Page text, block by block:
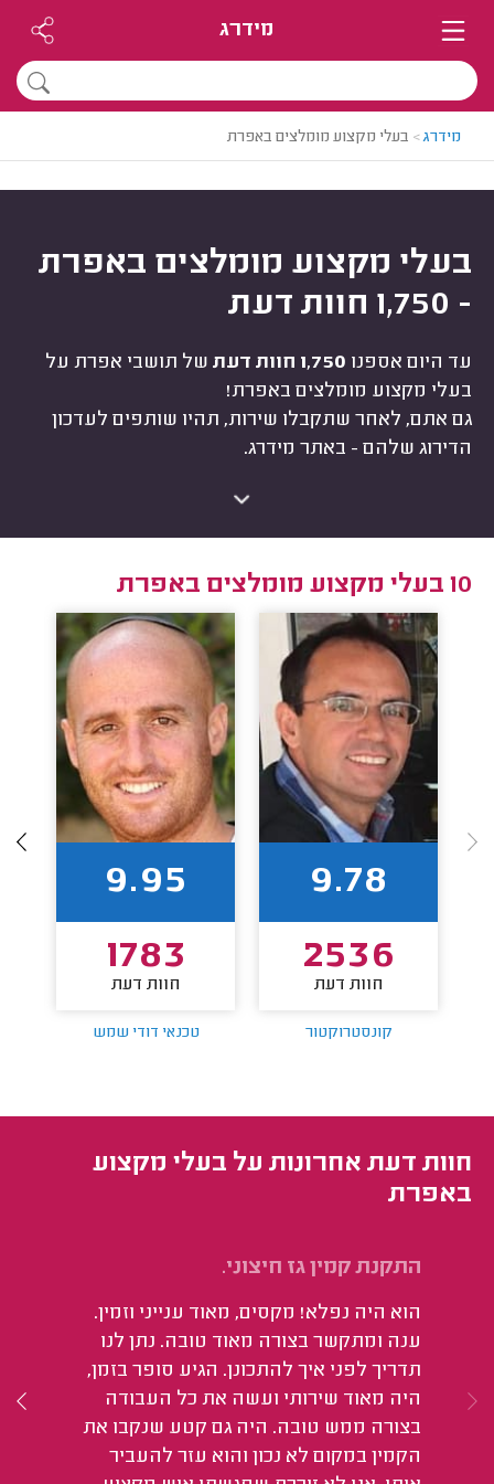
מידרג
מידרג> בעלי מקצוע מומלצים באפרת
בעלי מקצוע מומלצים באפרת
- 1,750 חוות דעת
עד היום אספנו 1,750 חוות דעת
של תושבי אפרת על
בעלי מקצוע מומלצים באפרת!
גם אתם, לאחר שתקבלו שירות, תהיו שותפים לעדכון
הדירוג שלהם - באתר מידרג.
10 בעלי מקצוע מומלצים באפרת
9.78
2536
חוות דעת
קונסטרוקטור
9.95
1783
חוות דעת
טכנאי דודי שמש
חוות דעת אחרונות על בעלי מקצוע
באפרת
התקנת קמין גז חיצוני.
הוא היה נפלא! מקסים, מאוד ענייני וזמין.
ענה ומתקשר בצורה מאוד טובה. נתן לנו
תדריך לפני איך להתכונן. הגיע סופר בזמן,
היה מאוד שירותי ועשה את כל העבודה
בצורה ממש טובה. היה גם קטע שנקבו את
הקמין במקום לא נכון והוא עזר להעביר